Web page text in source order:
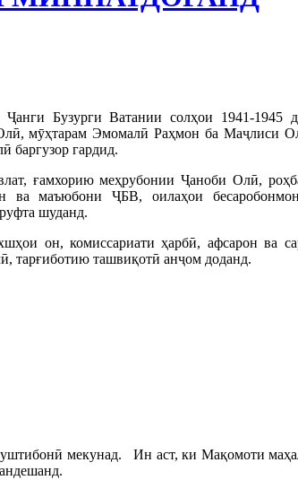
Ҷанги Бузурги Ватании солҳои 1941-1945
мӯҳтарам Эмомалӣ Раҳмон ба Маҷлиси
баргузор гардид.
ғамхорию меҳрубонии Ҷаноби Олӣ,
ва маъюбони ҶБВ, оилаҳои
шуданд.
он, комиссариати ҳарбӣ, афсарон ва
тарғиботию ташвиқотӣ анҷом доданд.
мекунад. Ин аст, ки Мақомоти